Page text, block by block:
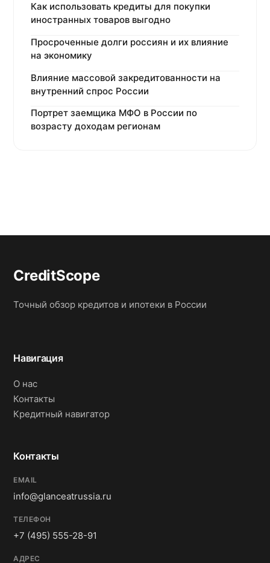
Как использовать кредиты для покупки
иностранных товаров выгодно
Просроченные долги россиян и их влияние
на экономику
Влияние массовой закредитованности на
внутренний спрос России
Портрет заемщика МФО в России по
возрасту доходам регионам
CreditScope
Точный обзор кредитов и ипотеки в России
Навигация
О нас
Контакты
Кредитный навигатор
Контакты
EMAIL
info@glanceatrussia.ru
ТЕЛЕФОН
+7 (495) 555-28-91
АДРЕС